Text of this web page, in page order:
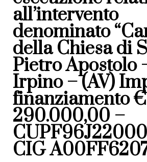
all’intervento
denominato
della Chiesa di
Pietro Apostolo
Irpino – (AV)
finanziamento €
290.000,00 –
CIG